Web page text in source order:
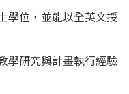
學位，並能以全英文授
學研究與計畫執行經驗